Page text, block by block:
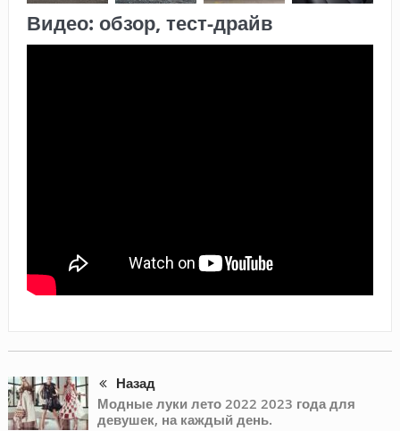
Видео: обзор, тест-драйв
Назад
Модные луки лето 2022 2023 года для
девушек, на каждый день.